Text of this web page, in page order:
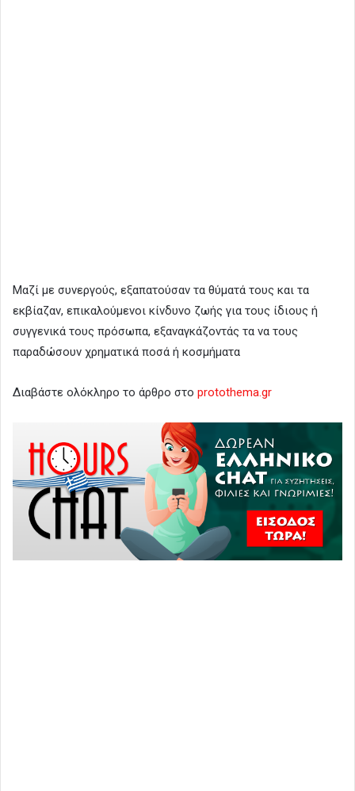
Μαζί με συνεργούς, εξαπατούσαν τα θύματά τους και τα
εκβίαζαν, επικαλούμενοι κίνδυνο ζωής για τους ίδιους ή
συγγενικά τους πρόσωπα, εξαναγκάζοντάς τα να τους
παραδώσουν χρηματικά ποσά ή κοσμήματα
Διαβάστε ολόκληρο το άρθρο στο protothema.gr